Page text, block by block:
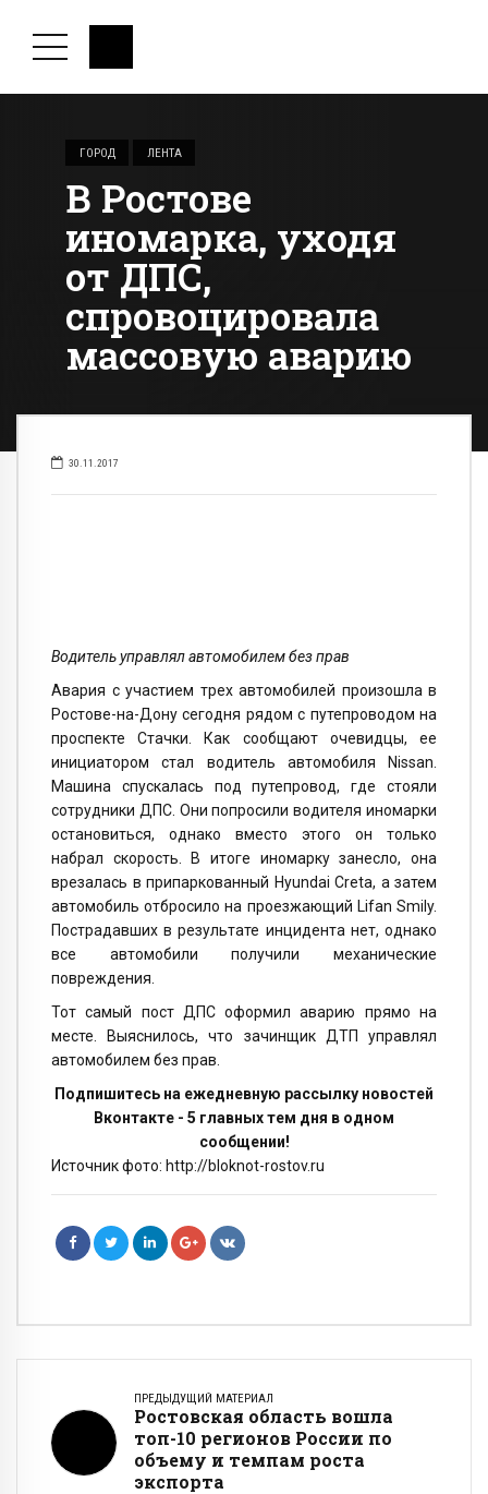
ГОРОД ЛЕНТА
В Ростове
иномарка, уходя
от ДПС,
спровоцировала
массовую аварию
30.11.2017
Водитель управлял автомобилем без прав
Авария с участием трех автомобилей произошла в
Ростове-на-Дону сегодня рядом с путепроводом на
проспекте Стачки. Как сообщают очевидцы, ее
инициатором стал водитель автомобиля Nissan.
Машина спускалась под путепровод, где стояли
сотрудники ДПС. Они попросили водителя иномарки
остановиться, однако вместо этого он только
набрал скорость. В итоге иномарку занесло, она
врезалась в припаркованный Hyundai Creta, а затем
автомобиль отбросило на проезжающий Lifan Smily.
Пострадавших в результате инцидента нет, однако
все автомобили получили механические
повреждения.
Тот самый пост ДПС оформил аварию прямо на
месте. Выяснилось, что зачинщик ДТП управлял
автомобилем без прав.
Подпишитесь на ежедневную рассылку новостей
Вконтакте - 5 главных тем дня в одном
сообщении!
Источник фото: http://bloknot-rostov.ru
ПРЕДЫДУЩИЙ МАТЕРИАЛ
Ростовская область вошла
топ-10 регионов России по
объему и темпам роста
экспорта